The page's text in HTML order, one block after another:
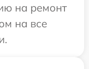
на ремонт
на все